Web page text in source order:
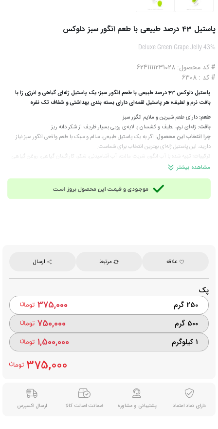
پاستیل 43 درصد طبیعی با طعم انگور سبز دلوکس
Deluxe Green Grape Jelly 43%
# کد محصول: 6241111231028
# کد : 6308
پاستیل دلوکس 43 درصد طبیعی با طعم انگور سبز؛ یک پاستیل ژله‌ای گیاهی و انرژی زا با
بافت نرم و لطیف؛ هر پاستیل لقمه‌ای دارای بسته بندی بهداشتی و شفاف تک نفره
طعم: دارای طعم شیرین و ملایم انگور سبز
بافت: ژله‌ای نرم، لطیف و کشسان با لایه‌ی رویی بسیار ظریف از شکر دانه ریز
چرا انتخاب این محصول: اگر به یک پاستیل طبیعی، سالم و سبک با طعم واقعی انگور سبز نیاز
دارید، این پاستیل ژله‌ای بهترین انتخاب برای شماست.
ترکیبات:
تهیه شده با آب انگور، شربت مالت، آب آشامیدنی، شکر، کاراگینان گیاهی، روغن گیاهی
خوراکی و اسانس انگور با فرمولاسیون ساده؛ میزان کربوهیدرات (90.5 گرم) و قند (56.1 گرم)
9.2 گرم
تعداد تقریبی در هر ۱ کیلوگرم:
108 عدد
مشاهده بیشتر
علاقه مرتبط ارسال
پک
250 گرم
375,000
500 گرم 750,000
1 کیلوگرم 1,500,000
375,000
دارای نماد اعتماد پشتیبانی و مشاوره ضمانت اصالت کالا ارسال اکسپرس